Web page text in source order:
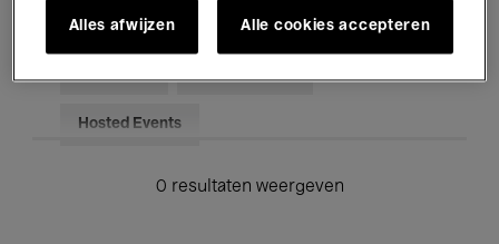
Voor iedereen Kids’ Palace
Hosted Events
0 resultaten weergeven
Alles afwijzen Alle cookies accepteren